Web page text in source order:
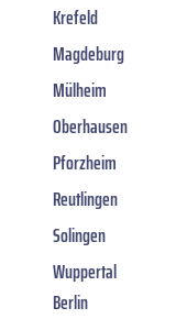
Krefeld
Magdeburg
Mülheim
Oberhausen
Pforzheim
Reutlingen
Solingen
Wuppertal
Berlin